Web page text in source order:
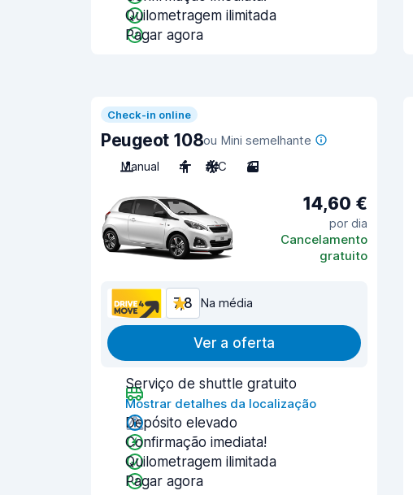
Quilometragem ilimitada
Pagar agora
Check-in online
Peugeot 108ou Mini semelhante
Manual
4 A/C 3
14,60 €
por dia
Cancelamento
gratuito
7,8 Na média
Ver a oferta
Serviço de shuttle gratuito
Mostrar detalhes da localização
Depósito elevado
Confirmação imediata!
Quilometragem ilimitada
Pagar agora